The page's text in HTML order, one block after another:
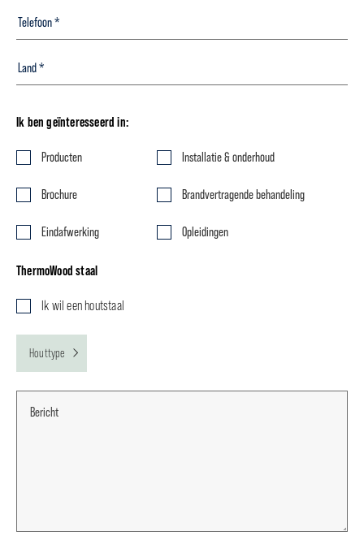
Ik ben geïnteresseerd in:
Producten Installatie & onderhoud
Brochure Brandvertragende behandeling
Eindafwerking Opleidingen
ThermoWood staal
Ik wil een houtstaal
Houttype